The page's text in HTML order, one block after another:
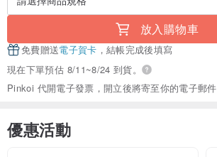
放入購物車
免費贈送電子賀卡 ，結帳完成後填寫
現在下單預估 8/11~8/24 到貨。
Pinkoi 代開電子發票，開立後將寄至你的電子郵件
優惠活動